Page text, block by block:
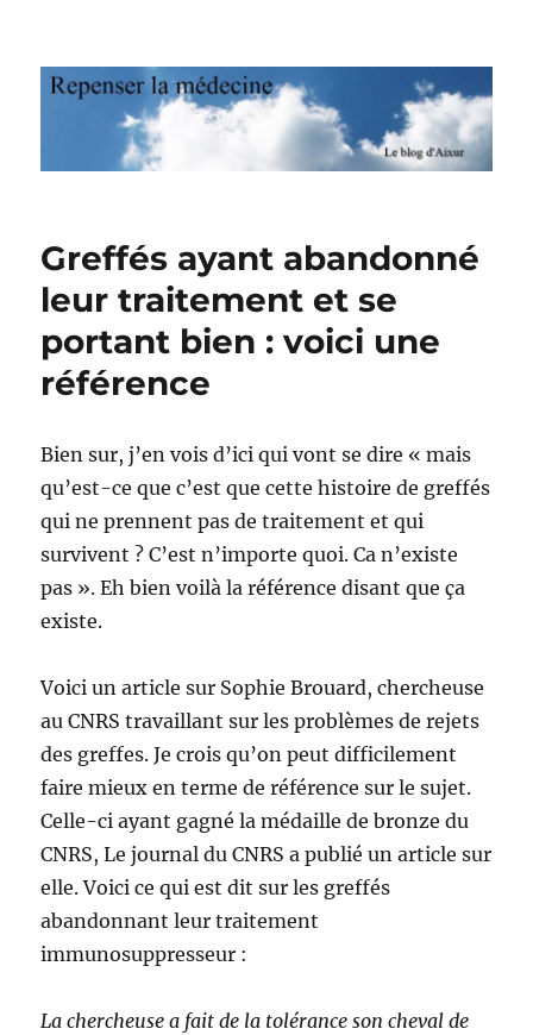
Repenser la médecine
Greffés ayant abandonné
leur traitement et se
portant bien : voici une
référence
Bien sur, j’en vois d’ici qui vont se dire « mais
qu’est-ce que c’est que cette histoire de greffés
qui ne prennent pas de traitement et qui
survivent ? C’est n’importe quoi. Ca n’existe
pas ». Eh bien voilà la référence disant que ça
existe.
Voici un article sur Sophie Brouard, chercheuse
au CNRS travaillant sur les problèmes de rejets
des greffes. Je crois qu’on peut difficilement
faire mieux en terme de référence sur le sujet.
Celle-ci ayant gagné la médaille de bronze du
CNRS, Le journal du CNRS a publié un article sur
elle. Voici ce qui est dit sur les greffés
abandonnant leur traitement
immunosuppresseur :
La chercheuse a fait de la tolérance son cheval de